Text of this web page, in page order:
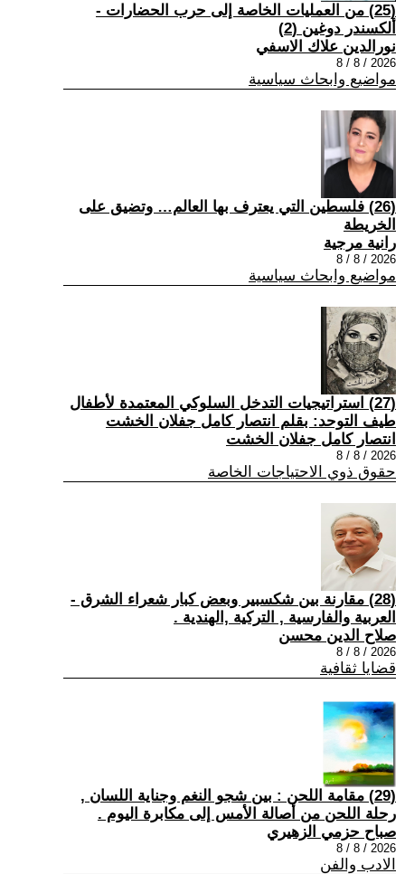
(25) من العمليات الخاصة إلى حرب الحضارات -
ألكسندر دوغين (2)
نورالدين علاك الاسفي
2026 / 8 / 8
مواضيع وابحاث سياسية
(26) فلسطين التي يعترف بها العالم… وتضيق على
الخريطة
رانية مرجية
2026 / 8 / 8
مواضيع وابحاث سياسية
(27) استراتيجيات التدخل السلوكي المعتمدة لأطفال
طيف التوحد: بقلم انتصار كامل جفلان الخشت
انتصار كامل جفلان الخشت
2026 / 8 / 8
حقوق ذوي الاحتياجات الخاصة
(28) مقارنة بين شكسبير وبعض كبار شعراء الشرق -
العربية والفارسية , التركية ,الهندية .
صلاح الدين محسن
2026 / 8 / 8
قضايا ثقافية
(29) مقامة اللحن : بين شجو النغم وجناية اللسان ,
رحلة اللحن من أصالة الأمس إلى مكابرة اليوم .
صباح حزمي الزهيري
2026 / 8 / 8
الادب والفن